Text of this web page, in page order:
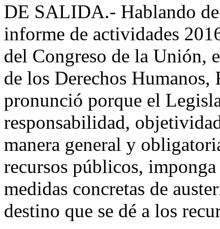
DE SALIDA.- Hablando
informe de actividades
del Congreso de la Unión,
de los Derechos Humanos,
pronunció porque el
responsabilidad,
manera general y
recursos públicos,
medidas concretas de
destino que se dé a los